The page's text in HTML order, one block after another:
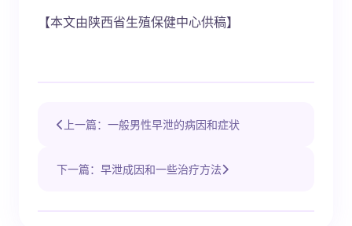
【本文由陕西省生殖保健中心供稿】
上一篇：一般男性早泄的病因和症状
下一篇：早泄成因和一些治疗方法